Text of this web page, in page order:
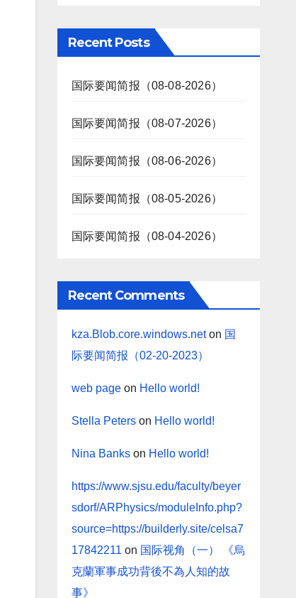
Recent Posts
国际要闻简报（08-08-2026）
国际要闻简报（08-07-2026）
国际要闻简报（08-06-2026）
国际要闻简报（08-05-2026）
国际要闻简报（08-04-2026）
Recent Comments
kza.Blob.core.windows.neton 国
际要闻简报（02-20-2023）
web pageon Hello world!
Stella Peterson Hello world!
Nina Bankson Hello world!
https://www.sjsu.edu/faculty/beyer
sdorf/ARPhysics/moduleInfo.php?
source=https://builderly.site/celsa7
17842211 on 国际视角（一） 《烏
克蘭軍事成功背後不為人知的故
事》